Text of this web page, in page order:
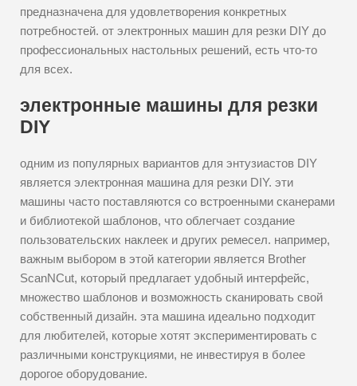
предназначена для удовлетворения конкретных
потребностей. от электронных машин для резки DIY до
профессиональных настольных решений, есть что-то
для всех.
электронные машины для резки
DIY
одним из популярных вариантов для энтузиастов DIY
является электронная машина для резки DIY. эти
машины часто поставляются со встроенными сканерами
и библиотекой шаблонов, что облегчает создание
пользовательских наклеек и других ремесел. например,
важным выбором в этой категории является Brother
ScanNCut, который предлагает удобный интерфейс,
множество шаблонов и возможность сканировать свой
собственный дизайн. эта машина идеально подходит
для любителей, которые хотят экспериментировать с
различными конструкциями, не инвестируя в более
дорогое оборудование.